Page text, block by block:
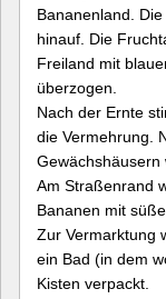
Bananenland.
hinauf. Die
Freiland mit
überzogen.
Nach der Ernte
die Vermehrung.
Gewächshäusern
Am Straßenrand
Bananen mit
Zur Vermarktung
ein Bad (in dem
Kisten verpackt.